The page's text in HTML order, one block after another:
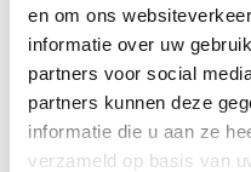
en om ons
informatie over uw
partners voor social
partners kunnen deze
informatie die u aan ze
verzameld op basis van